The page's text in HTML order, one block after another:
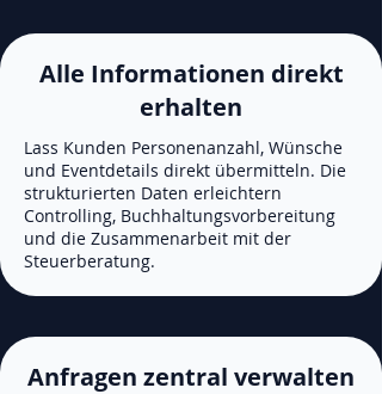
Alle Informationen direkt
erhalten
Lass Kunden Personenanzahl, Wünsche
und Eventdetails direkt übermitteln. Die
strukturierten Daten erleichtern
Controlling, Buchhaltungsvorbereitung
und die Zusammenarbeit mit der
Steuerberatung.
Anfragen zentral verwalten